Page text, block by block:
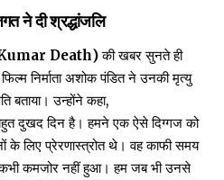
ने दी श्रद्धांजलि
Kumar Death)की खबर सुनते ही
निर्माता अशोक पंडित ने उनकी मृत्यु
बताया। उन्होंने कहा,
दुखद दिन है। हमने एक ऐसे दिग्गज को
के लिए प्रेरणास्त्रोत थे। वह काफी समय
कमजोर नहीं हुआ। हम जब भी उनसे